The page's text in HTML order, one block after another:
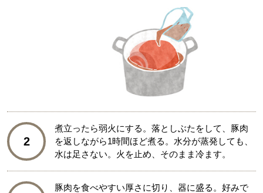
2
煮立ったら弱火にする。落としぶたをして、豚肉
を返しながら1時間ほど煮る。水分が蒸発しても、
水は足さない。火を止め、そのまま冷ます。
豚肉を食べやすい厚さに切り、器に盛る。好みで